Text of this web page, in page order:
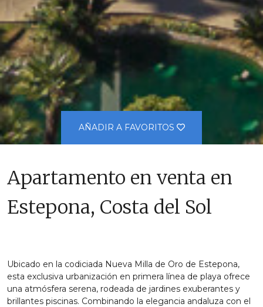
AÑADIR A FAVORITOS
Apartamento en venta en
Estepona, Costa del Sol
Ubicado en la codiciada Nueva Milla de Oro de Estepona,
esta exclusiva urbanización en primera línea de playa ofrece
una atmósfera serena, rodeada de jardines exuberantes y
brillantes piscinas. Combinando la elegancia andaluza con el